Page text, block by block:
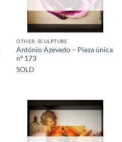
OTHER, SCULPTURE
António Azevedo – Pieza única
nº 173
SOLD